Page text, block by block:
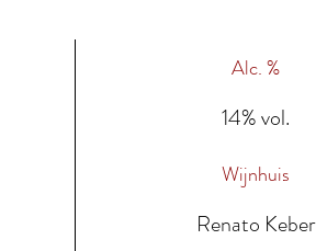
Alc. %
14% vol.
Wijnhuis
Renato Keber